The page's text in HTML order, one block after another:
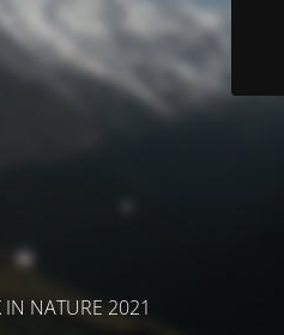
NATURE 2021